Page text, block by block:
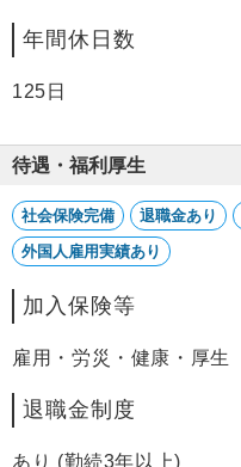
年間休日数
125日
待遇・福利厚生
社会保険完備 退職金あり
外国人雇用実績あり
加入保険等
雇用・労災・健康・厚生
退職金制度
あり (勤続3年以上)